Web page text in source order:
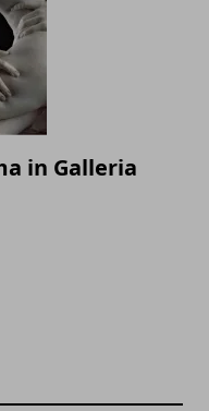
in Galleria